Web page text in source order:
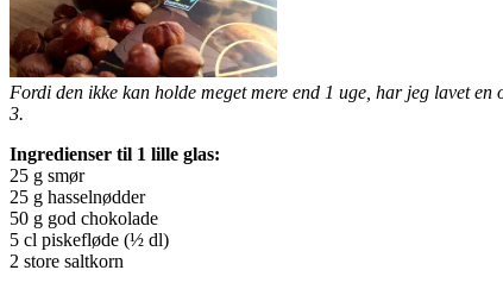
Fordi den ikke kan holde meget mere end 1 uge, har jeg lavet
3.
Ingredienser til 1 lille glas:
25 g smør
25 g hasselnødder
50 g god chokolade
5 cl piskefløde (½ dl)
2 store saltkorn